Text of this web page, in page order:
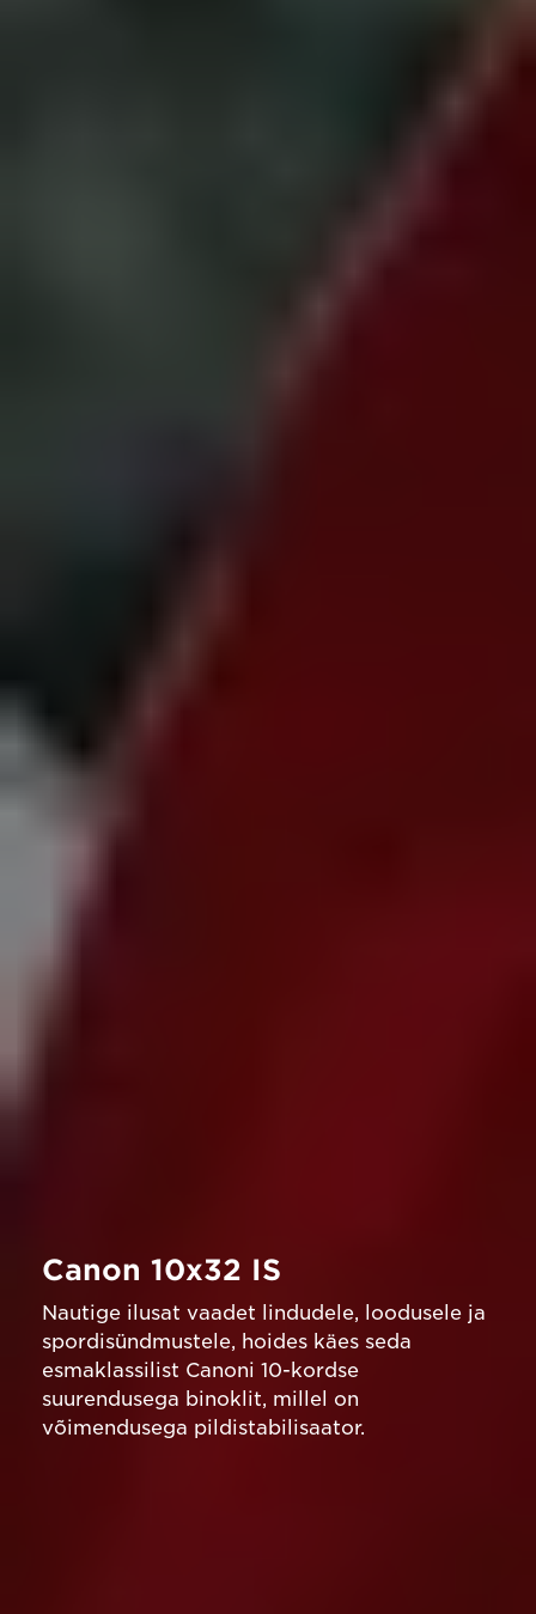
Canon 10x32 IS
Nautige ilusat vaadet lindudele, loodusele ja
spordisündmustele, hoides käes seda
esmaklassilist Canoni 10-kordse
suurendusega binoklit, millel on
võimendusega pildistabilisaator.